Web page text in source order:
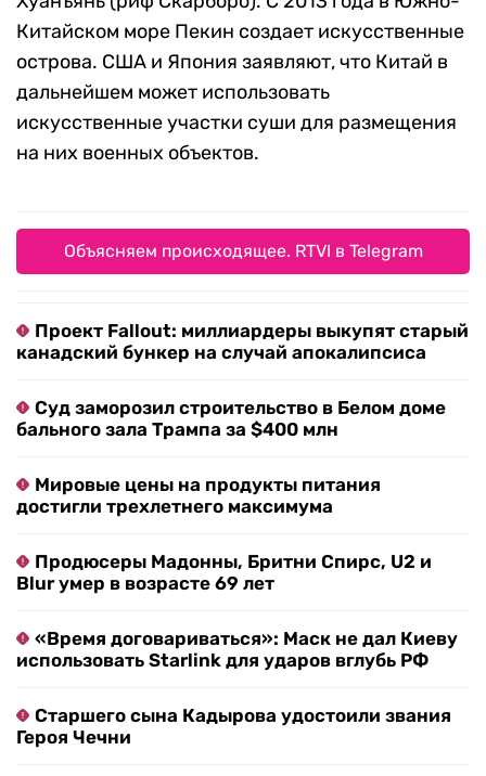
Китайском море Пекин создает искусственные
острова. США и Япония заявляют, что Китай в
дальнейшем может использовать
искусственные участки суши для размещения
на них военных объектов.
Объясняем происходящее. RTVI в Telegram
Проект Fallout: миллиардеры выкупят старый
канадский бункер на случай апокалипсиса
Суд заморозил строительство в Белом доме
бального зала Трампа за $400 млн
Мировые цены на продукты питания
достигли трехлетнего максимума
Продюсеры Мадонны, Бритни Спирс, U2 и
Blur умер в возрасте 69 лет
«Время договариваться»: Маск не дал Киеву
использовать Starlink для ударов вглубь РФ
Старшего сына Кадырова удостоили звания
Героя Чечни